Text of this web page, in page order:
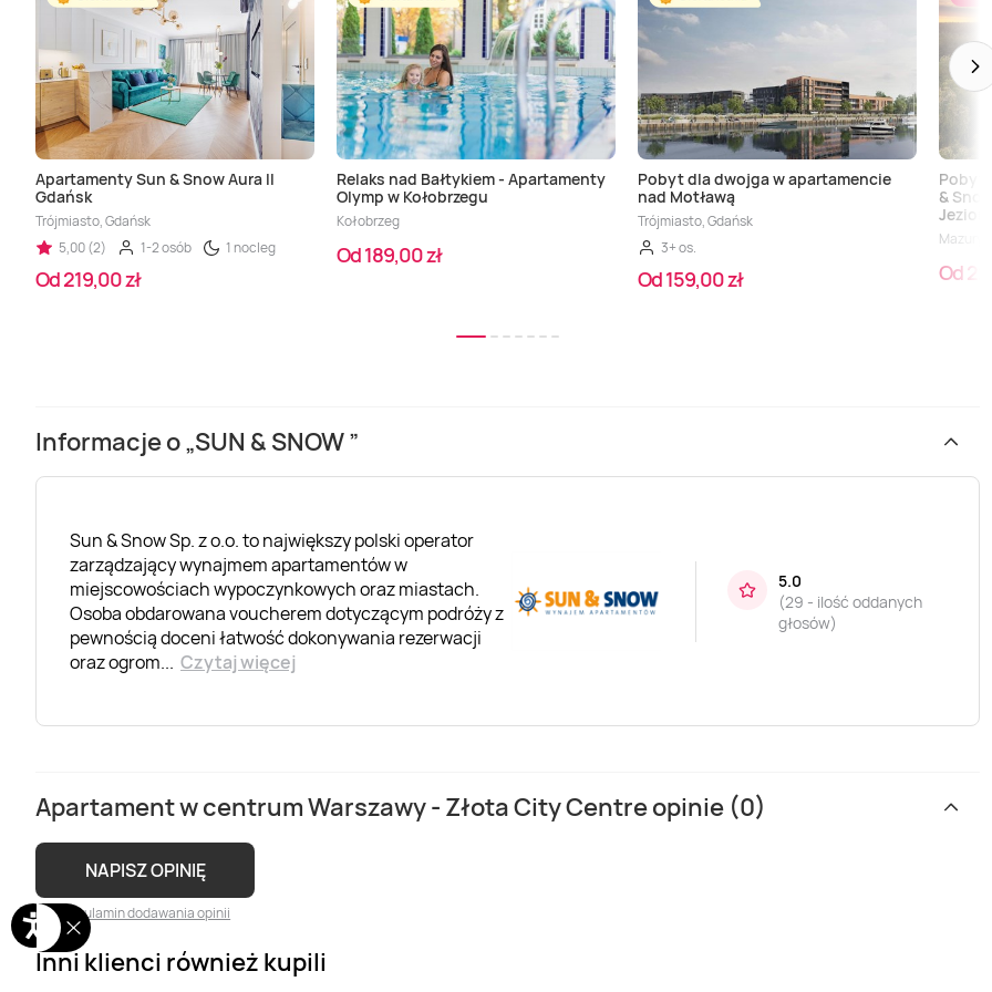
Apartamenty Sun & Snow Aura II
Gdańsk
Trójmiasto, Gdańsk
5,00 (2)
1-2 osób 1 nocleg
Od 219,00 zł
Relaks nad Bałtykiem - Apartamenty
Olymp w Kołobrzegu
Kołobrzeg
Od 189,00 zł
Pobyt dla dwojga w apartamencie
nad Motławą
Trójmiasto, Gdańsk
3+ os.
Od 159,00 zł
Pobyt
&
Jezior
Mazury
Od
Informacje o „SUN & SNOW ”
Sun & Snow Sp. z o.o. to największy polski operator
zarządzający wynajmem apartamentów w
miejscowościach wypoczynkowych oraz miastach.
Osoba obdarowana voucherem dotyczącym podróży z
pewnością doceni łatwość dokonywania rezerwacji
oraz ogrom... Czytaj więcej
5.0
(29 - ilość oddanych
głosów)
Apartament w centrum Warszawy - Złota City Centre opinie (0)
NAPISZ OPINIĘ
Regulamin dodawania opinii
Inni klienci również kupili